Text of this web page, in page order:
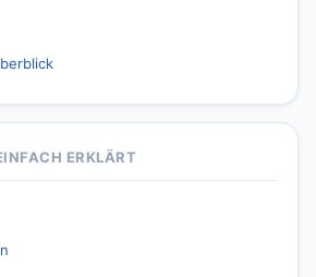
ERKLÄRT